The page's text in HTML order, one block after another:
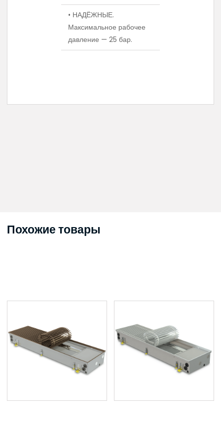
• НАДЁЖНЫЕ.
Максимальное рабочее
давление — 25 бар.
Похожие товары